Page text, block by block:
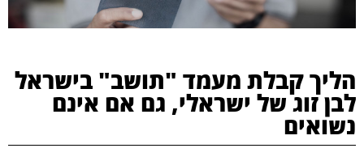
brightness_high
ניגודיות בהירה
הליך קבלת מעמד "תושב" בישראל
לבן זוג של ישראלי, גם אם אינם
נשואים